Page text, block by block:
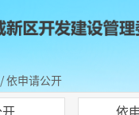
/依申请公开
依